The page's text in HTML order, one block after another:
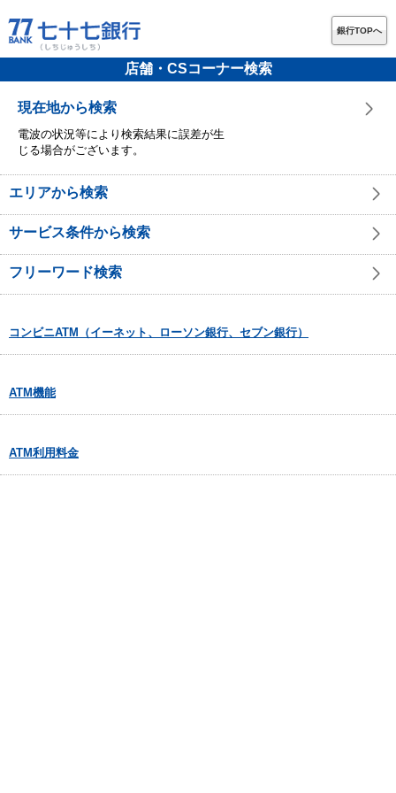
銀行TOPへ
店舗・CSコーナー検索
現在地から検索
電波の状況等により検索結果に誤差が生
じる場合がございます。
エリアから検索
サービス条件から検索
フリーワード検索
コンビニATM（イーネット、ローソン銀行、セブン銀行）
ATM機能
ATM利用料金